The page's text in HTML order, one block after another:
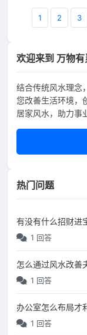
1 2 3
欢迎来到 万物有
结合传统风水理念
您改善生活环境，
居家风水，助力事
热门问题
有没有什么招财进
1 回答
怎么通过风水改善
1 回答
办公室怎么布局才
1 回答